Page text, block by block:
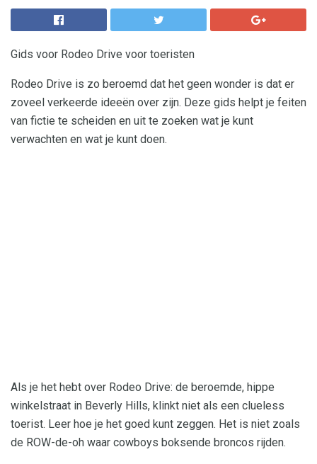
Gids voor Rodeo Drive voor toeristen
Rodeo Drive is zo beroemd dat het geen wonder is dat er
zoveel verkeerde ideeën over zijn. Deze gids helpt je feiten
van fictie te scheiden en uit te zoeken wat je kunt
verwachten en wat je kunt doen.
Als je het hebt over Rodeo Drive: de beroemde, hippe
winkelstraat in Beverly Hills, klinkt niet als een clueless
toerist. Leer hoe je het goed kunt zeggen. Het is niet zoals
de ROW-de-oh waar cowboys boksende broncos rijden.